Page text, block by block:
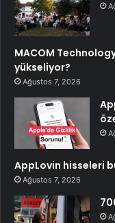
MACOM
yükseliyor?
Ağustos 7, 2026
AppLovin hisseleri
Ağustos 7, 2026